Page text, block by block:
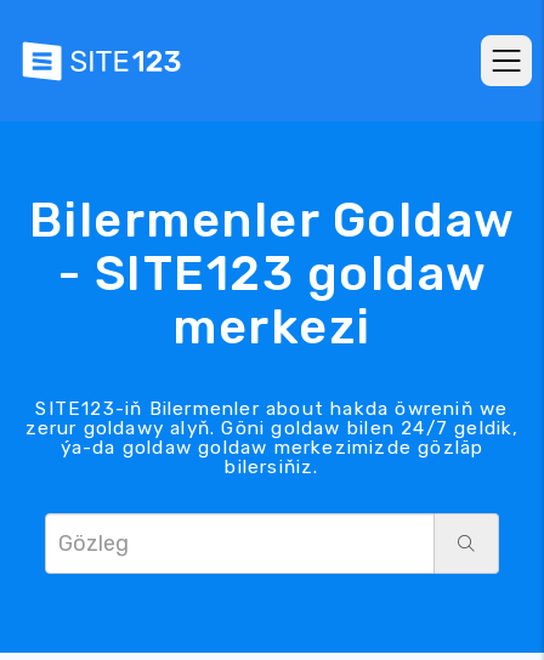
Bilermenler Goldaw
- SITE123 goldaw
merkezi
SITE123-iň Bilermenler about hakda öwreniň we
zerur goldawy alyň. Göni goldaw bilen 24/7 geldik,
ýa-da goldaw goldaw merkezimizde gözläp
bilersiňiz.